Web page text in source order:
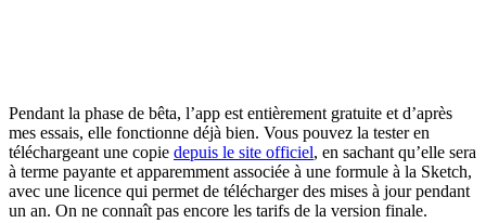
Pendant la phase de bêta, l’app est entièrement gratuite et d’après
mes essais, elle fonctionne déjà bien. Vous pouvez la tester en
téléchargeant une copie depuis le site officiel, en sachant qu’elle sera
à terme payante et apparemment associée à une formule à la Sketch,
avec une licence qui permet de télécharger des mises à jour pendant
un an. On ne connaît pas encore les tarifs de la version finale.